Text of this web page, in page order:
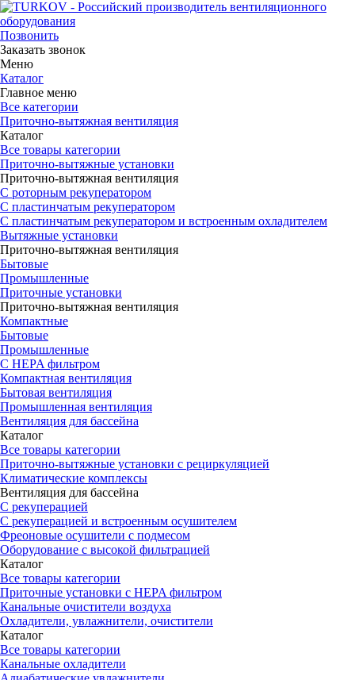
Позвонить
Заказать звонок
Меню
Каталог
Главное меню
Все категории
Приточно-вытяжная вентиляция
Каталог
Все товары категории
Приточно-вытяжные установки
Приточно-вытяжная вентиляция
С роторным рекуператором
С пластинчатым рекуператором
С пластинчатым рекуператором и встроенным охладителем
Вытяжные установки
Приточно-вытяжная вентиляция
Бытовые
Промышленные
Приточные установки
Приточно-вытяжная вентиляция
Компактные
Бытовые
Промышленные
С HEPA фильтром
Компактная вентиляция
Бытовая вентиляция
Промышленная вентиляция
Вентиляция для бассейна
Каталог
Все товары категории
Приточно-вытяжные установки с рециркуляцией
Климатические комплексы
Вентиляция для бассейна
С рекуперацией
С рекуперацией и встроенным осушителем
Фреоновые осушители с подмесом
Оборудование с высокой фильтрацией
Каталог
Все товары категории
Приточные установки c HEPA фильтром
Канальные очистители воздуха
Охладители, увлажнители, очистители
Каталог
Все товары категории
Канальные охладители